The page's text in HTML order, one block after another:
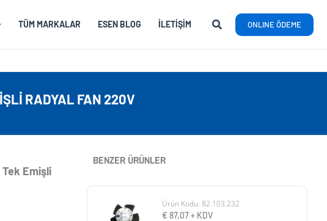
TÜM MARKALAR ESEN BLOG İLETIŞIM ONLINE ÖDEME
RADYAL FAN 220V
Tek Emişli
BENZER ÜRÜNLER
Ürün Kodu: 82.103.232
€ 87,07+ KDV